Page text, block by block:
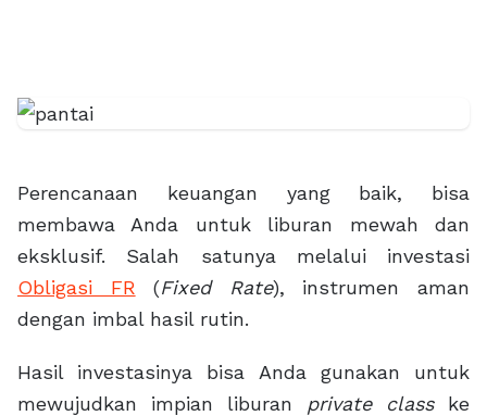
Perencanaan keuangan yang baik, bisa
membawa Anda untuk liburan mewah dan
eksklusif. Salah satunya melalui investasi
Obligasi FR (Fixed Rate), instrumen aman
dengan imbal hasil rutin.
Hasil investasinya bisa Anda gunakan untuk
mewujudkan impian liburan private classke